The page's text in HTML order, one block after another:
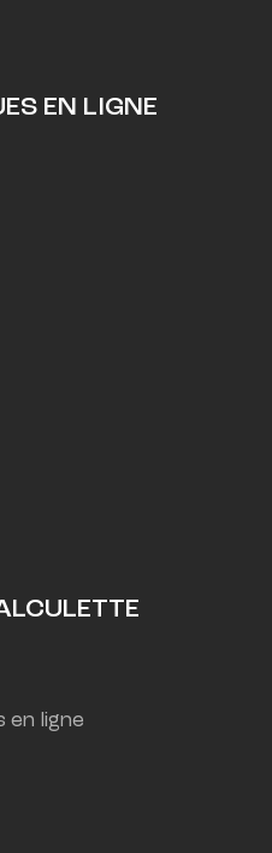
EN LIGNE
en ligne